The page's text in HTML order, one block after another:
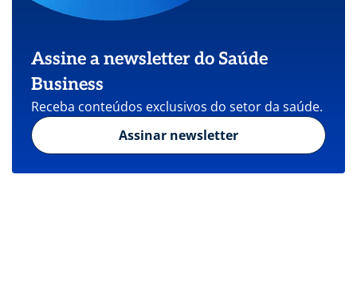
Assine a newsletter do Saúde
Business
Receba conteúdos exclusivos do setor da saúde.
Assinar newsletter